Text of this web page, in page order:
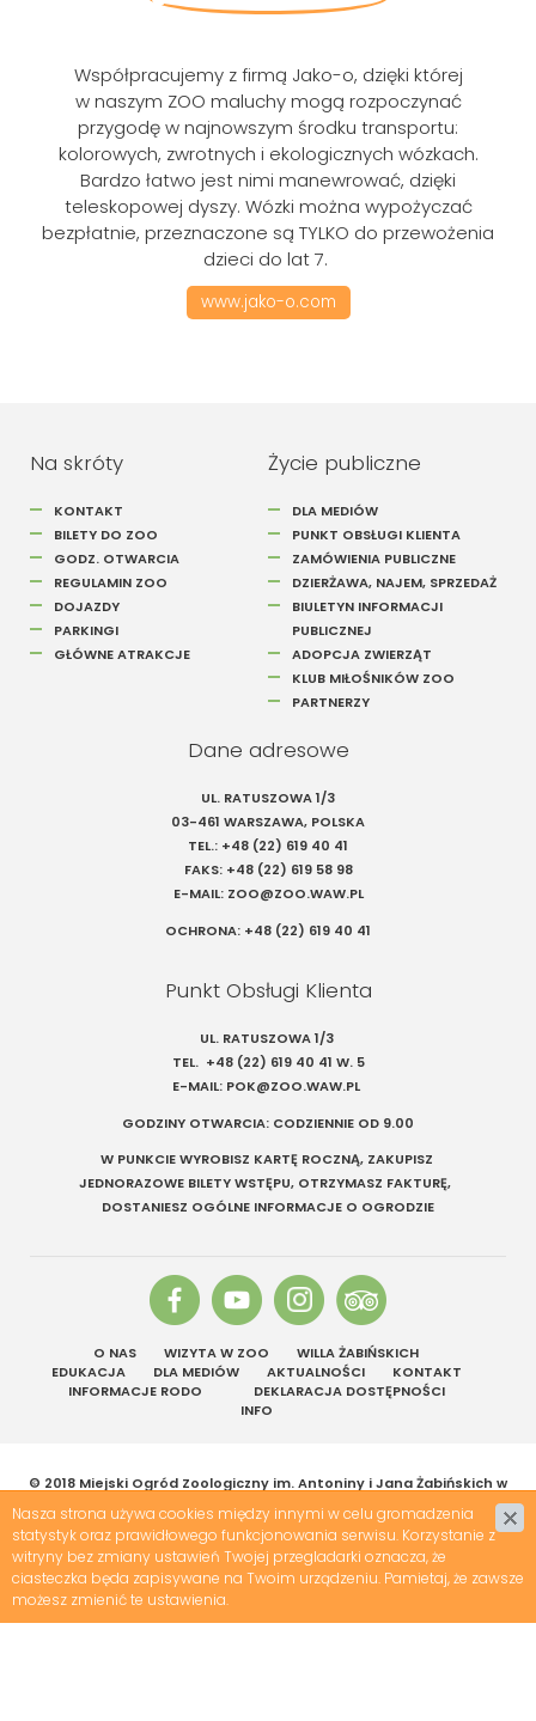
Współpracujemy z firmą Jako-o, dzięki której
w naszym ZOO maluchy mogą rozpoczynać
przygodę w najnowszym środku transportu:
kolorowych, zwrotnych i ekologicznych wózkach.
Bardzo łatwo jest nimi manewrować, dzięki
teleskopowej dyszy. Wózki można wypożyczać
bezpłatnie, przeznaczone są TYLKO do przewożenia
dzieci do lat 7.
www.jako-o.com
Na skróty
KONTAKT
BILETY DO ZOO
GODZ. OTWARCIA
REGULAMIN ZOO
DOJAZDY
PARKINGI
GŁÓWNE ATRAKCJE
Życie publiczne
DLA MEDIÓW
PUNKT OBSŁUGI KLIENTA
ZAMÓWIENIA PUBLICZNE
DZIERŻAWA, NAJEM, SPRZEDAŻ
BIULETYN INFORMACJI
PUBLICZNEJ
ADOPCJA ZWIERZĄT
KLUB MIŁOŚNIKÓW ZOO
PARTNERZY
Dane adresowe
UL. RATUSZOWA 1/3
03-461 WARSZAWA, POLSKA
TEL.: +48 (22) 619 40 41
FAKS: +48 (22) 619 58 98
E-MAIL: ZOO@ZOO.WAW.PL
OCHRONA: +48 (22) 619 40 41
Punkt Obsługi Klienta
UL. RATUSZOWA 1/3
TEL. +48 (22) 619 40 41 W. 5
E-MAIL: POK@ZOO.WAW.PL
GODZINY OTWARCIA: CODZIENNIE OD 9.00
W PUNKCIE WYROBISZ KARTĘ ROCZNĄ, ZAKUPISZ
JEDNORAZOWE BILETY WSTĘPU, OTRZYMASZ FAKTURĘ,
DOSTANIESZ OGÓLNE INFORMACJE O OGRODZIE
O NAS WIZYTA W ZOO
WILLA ŻABIŃSKICH
EDUKACJA
DLA MEDIÓW AKTUALNOŚCI
KONTAKT
INFORMACJE RODO
DEKLARACJA DOSTĘPNOŚCI
INFO
© 2018 Miejski Ogród Zoologiczny im. Antoniny i Jana Żabińskich w
Projekt & cms: www.zstudio.pl
Nasza strona używa cookies między innymi w celu gromadzenia
statystyk oraz prawidłowego funkcjonowania serwisu. Korzystanie z
witryny bez zmiany ustawień Twojej przegladarki oznacza, że
ciasteczka będa zapisywane na Twoim urządzeniu. Pamietaj, że zawsze
możesz zmienić te ustawienia.